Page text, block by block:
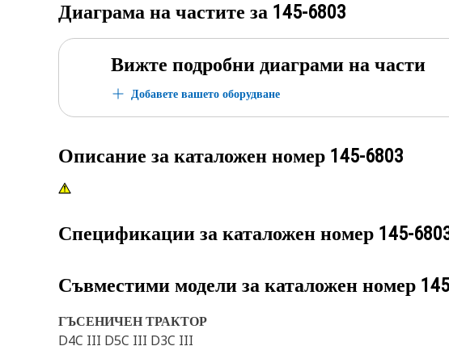
Диаграма на частите за 145-6803
Вижте подробни диаграми на части
Добавете вашето оборудване
Описание за каталожен номер 145-6803
Спецификации за каталожен номер 145-
Съвместими модели за каталожен номер
ГЪСЕНИЧЕН ТРАКТОР
D4C III D5C III D3C III